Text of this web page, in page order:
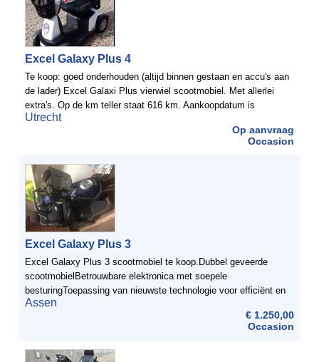
Excel Galaxy Plus 4
Te koop: goed onderhouden (altijd binnen gestaan en accu's aan
de lader) Excel Galaxi Plus vierwiel scootmobiel. Met allerlei
extra's. Op de km teller staat 616 km. Aankoopdatum is
december 2014. Aankoop prijs: 4.886 ...
Utrecht
Op aanvraag
Occasion
Excel Galaxy Plus 3
Excel Galaxy Plus 3 scootmobiel te koop.Dubbel geveerde
scootmobielBetrouwbare elektronica met soepele
besturingToepassing van nieuwste technologie voor efficiënt en
zuinig rijdenVerstelbare stoel voor aanpassing aan de juiste ...
Assen
€ 1.250,00
Occasion